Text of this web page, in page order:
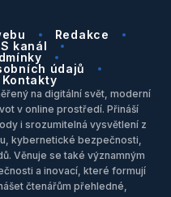
Redakce
kanál
údajů
Kontakty
na digitální svět, moderní
v online prostředí. Přináší
i srozumitelná vysvětlení z
kybernetické bezpečnosti,
Věnuje se také významným
a inovací, které formují
čtenářům přehledné,